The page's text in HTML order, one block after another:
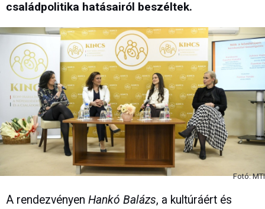
családpolitika hatásairól beszéltek.
Fotó: MTI
A rendezvényen Hankó Balázs, a kultúráért és